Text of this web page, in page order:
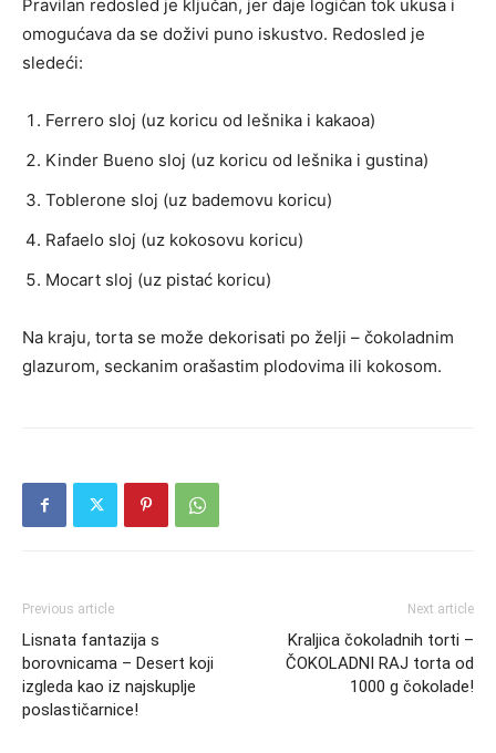
Pravilan redosled je ključan, jer daje logičan tok ukusa i
omogućava da se doživi puno iskustvo. Redosled je
sledeći:
Ferrero sloj (uz koricu od lešnika i kakaoa)
Kinder Bueno sloj (uz koricu od lešnika i gustina)
Toblerone sloj (uz bademovu koricu)
Rafaelo sloj (uz kokosovu koricu)
Mocart sloj (uz pistać koricu)
Na kraju, torta se može dekorisati po želji – čokoladnim
glazurom, seckanim orašastim plodovima ili kokosom.
Previous article
Lisnata fantazija s
borovnicama – Desert koji
izgleda kao iz najskuplje
poslastičarnice!
Next article
Kraljica čokoladnih torti –
ČOKOLADNI RAJ torta od
1000 g čokolade!